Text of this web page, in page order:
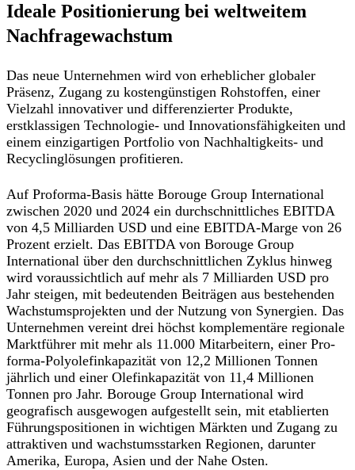
Ideale Positionierung bei weltweitem
Nachfragewachstum
Das neue Unternehmen wird von erheblicher globaler
Präsenz, Zugang zu kostengünstigen Rohstoffen, einer
Vielzahl innovativer und differenzierter Produkte,
erstklassigen Technologie- und Innovationsfähigkeiten und
einem einzigartigen Portfolio von Nachhaltigkeits- und
Recyclinglösungen profitieren.
Auf Proforma-Basis hätte Borouge Group International
zwischen 2020 und 2024 ein durchschnittliches EBITDA
von 4,5 Milliarden USD und eine EBITDA-Marge von 26
Prozent erzielt. Das EBITDA von Borouge Group
International über den durchschnittlichen Zyklus hinweg
wird voraussichtlich auf mehr als 7 Milliarden USD pro
Jahr steigen, mit bedeutenden Beiträgen aus bestehenden
Wachstumsprojekten und der Nutzung von Synergien. Das
Unternehmen vereint drei höchst komplementäre regionale
Marktführer mit mehr als 11.000 Mitarbeitern, einer Pro-
forma-Polyolefinkapazität von 12,2 Millionen Tonnen
jährlich und einer Olefinkapazität von 11,4 Millionen
Tonnen pro Jahr. Borouge Group International wird
geografisch ausgewogen aufgestellt sein, mit etablierten
Führungspositionen in wichtigen Märkten und Zugang zu
attraktiven und wachstumsstarken Regionen, darunter
Amerika, Europa, Asien und der Nahe Osten.